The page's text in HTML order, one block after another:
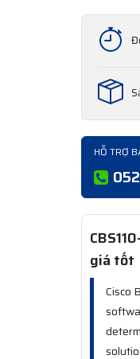
HỖ TRỢ
giá tốt
Cisco